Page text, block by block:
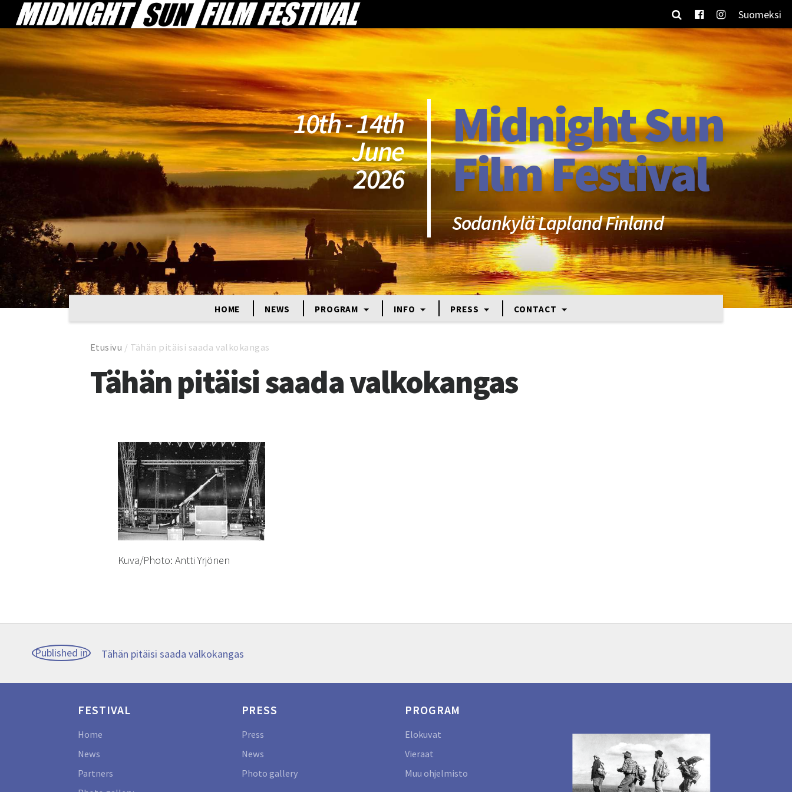
Suomeksi
10th - 14th
June
2026
Midnight Sun
Film Festival
Sodankylä Lapland Finland
HOME NEWS PROGRAM INFO PRESS CONTACT
Etusivu / Tähän pitäisi saada valkokangas
Tähän pitäisi saada valkokangas
Kuva/Photo: Antti Yrjönen
Post
navigation
Published in Tähän pitäisi saada valkokangas
FESTIVAL
Home
News
Partners
PRESS
Press
News
Photo gallery
PROGRAM
Elokuvat
Vieraat
Muu ohjelmisto